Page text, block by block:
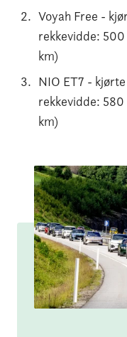
Voyah Free -
rekkevidde:
km)
NIO ET7 -
rekkevidde:
km)